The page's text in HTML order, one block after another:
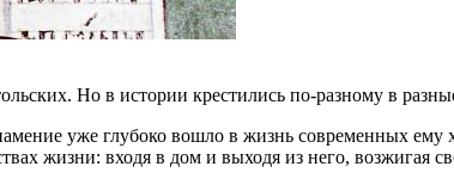
Но в истории крестились по-разному в
уже глубоко вошло в жизнь современных
жизни: входя в дом и выходя из него, возжигая